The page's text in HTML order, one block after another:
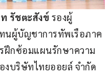
รัชตะสังข์ รองผู้
นผู้บัญชาการทัพเรือภาค
ฝึกซ้อมแผนรักษาความ
งบริษัทไทยออยล์ จำกัด